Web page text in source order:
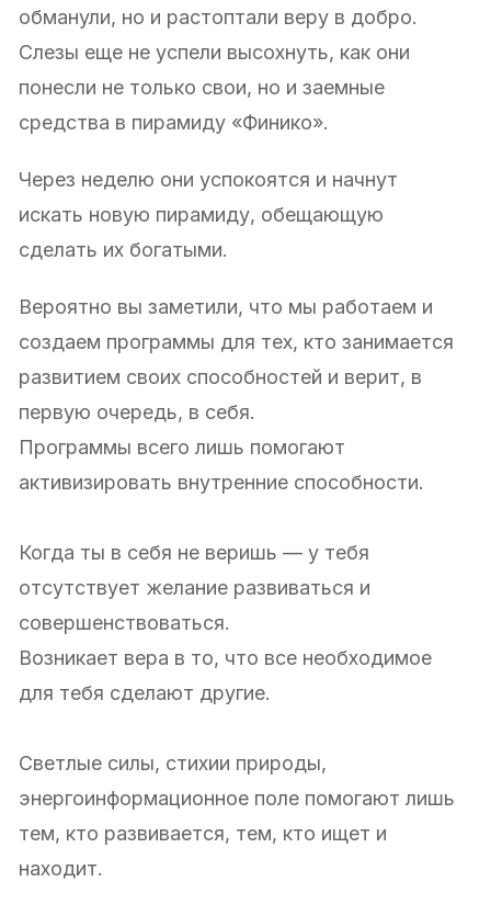
обманули, но и растоптали веру в добро.
Слезы еще не успели высохнуть, как они
понесли не только свои, но и заемные
средства в пирамиду «Финико».
Через неделю они успокоятся и начнут
искать новую пирамиду, обещающую
сделать их богатыми.
Вероятно вы заметили, что мы работаем и
создаем программы для тех, кто занимается
развитием своих способностей и верит, в
первую очередь, в себя.
Программы всего лишь помогают
активизировать внутренние способности.
Когда ты в себя не веришь — у тебя
отсутствует желание развиваться и
совершенствоваться.
Возникает вера в то, что все необходимое
для тебя сделают другие.
Светлые силы, стихии природы,
энергоинформационное поле помогают лишь
тем, кто развивается, тем, кто ищет и
находит.